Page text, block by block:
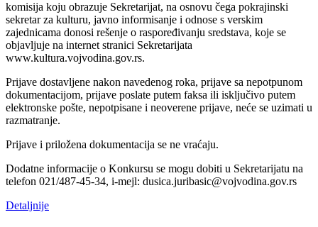
komisija koju obrazuje Sekretarijat, na osnovu čega pokrajinski
sekretar za kulturu, javno informisanje i odnose s verskim
zajednicama donosi rešenje o raspoređivanju sredstava, koje se
objavljuje na internet stranici Sekretarijata
www.kultura.vojvodina.gov.rs.
Prijave dostavljene nakon navedenog roka, prijave sa nepotpunom
dokumentacijom, prijave poslate putem faksa ili isključivo putem
elektronske pošte, nepotpisane i neoverene prijave, neće se uzimati u
razmatranje.
Prijave i priložena dokumentacija se ne vraćaju.
Dodatne informacije o Konkursu se mogu dobiti u Sekretarijatu na
telefon 021/487-45-34, i-mejl: dusica.juribasic@vojvodina.gov.rs
Detaljnije